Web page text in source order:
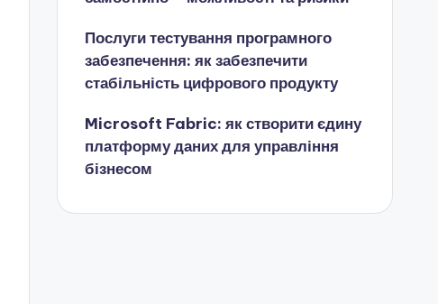
Послуги тестування програмного
забезпечення: як забезпечити
стабільність цифрового продукту
Microsoft Fabric: як створити єдину
платформу даних для управління
бізнесом